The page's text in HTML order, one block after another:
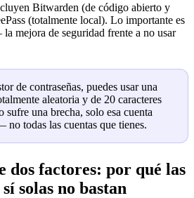
Bitwarden (de código abierto y
(totalmente local). Lo importante es
mejora de seguridad frente a no usar
de contraseñas, puedes usar una
aleatoria y de 20 caracteres
sufre una brecha, solo esa cuenta
todas las cuentas que tienes.
dos factores: por qué las
solas no bastan